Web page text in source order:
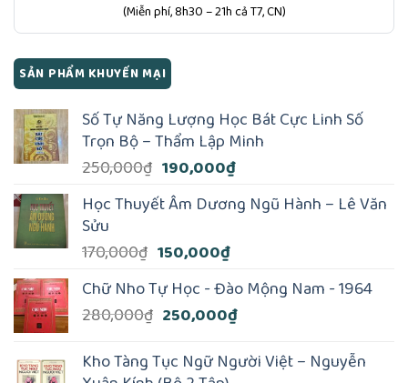
(Miễn phí, 8h30 – 21h cả T7, CN)
SẢN PHẨM KHUYẾN MẠI
Số Tự Năng Lượng Học Bát Cực Linh Số
Trọn Bộ – Thẩm Lập Minh
250,000₫ Giá
gốc
là:
190,000₫Giá
tại
Học Thuyết Âm Dương Ngũ Hành – Lê Văn
Sửu
170,000₫ Giá
là:
170,000₫.
150,000₫Giá
tại
là:
Chữ Nho Tự Học - Đào Mộng Nam - 1964
280,000₫ Giá
là:
250,000₫Giá
tại
Kho Tàng Tục Ngữ Người Việt – Nguyễn